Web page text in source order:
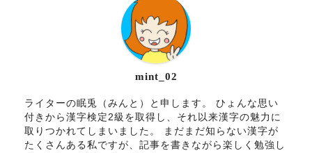
mint_02
ライターの眠兎（みんと）と申します。 ひょんな思い
付きから漢字検定2級を取得し、それ以来漢字の魅力に
取りつかれてしまいました。 まだまだ知らない漢字が
たくさんある私ですが、記事を書きながら楽しく勉強し